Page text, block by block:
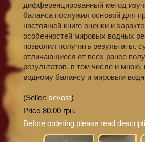
дифференцированный метод
баланса послужил основой для
настоящей книге оценки и
особенностей мировых водных
позволил получить результаты,
отличающиеся от всех ранее
результатов, в том числе и
водному балансу и мировым
(Seller: sevost)
Price 80,00 грн.
Before ordering please read